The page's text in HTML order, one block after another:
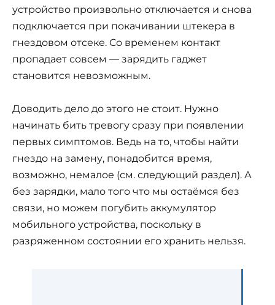
устройство произвольно отключается и снова
подключается при покачивании штекера в
гнездовом отсеке. Со временем контакт
пропадает совсем — зарядить гаджет
становится невозможным.
Доводить дело до этого не стоит. Нужно
начинать бить тревогу сразу при появлении
первых симптомов. Ведь на то, чтобы найти
гнездо на замену, понадобится время,
возможно, немалое (см. следующий раздел). А
без зарядки, мало того что мы остаёмся без
связи, но можем погубить аккумулятор
мобильного устройства, поскольку в
разряженном состоянии его хранить нельзя.